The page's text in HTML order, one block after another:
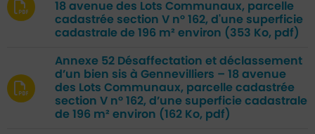
18 avenue des Lots Communaux, parcelle
cadastrée section V n° 162, d'une superficie
cadastrale de 196 m² environ (353 Ko, pdf)
Annexe 52 Désaffectation et déclassement
d’un bien sis à Gennevilliers – 18 avenue
des Lots Communaux, parcelle cadastrée
section V n° 162, d’une superficie cadastrale
de 196 m² environ (162 Ko, pdf)